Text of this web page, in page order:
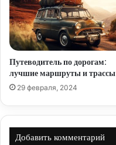
Путеводитель по дорогам:
лучшие маршруты и трассы
29 февраля, 2024
Добавить комментарий